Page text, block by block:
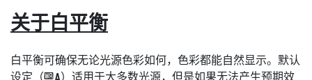
关于白平衡
白平衡可确保无论光源色彩如何，色彩都能自然显示。默认
设定（4）适用于大多数光源，但是如果无法产生预期效